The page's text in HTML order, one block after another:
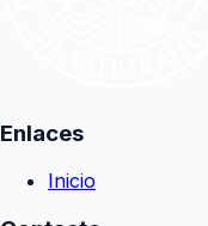
Enlaces
Inicio